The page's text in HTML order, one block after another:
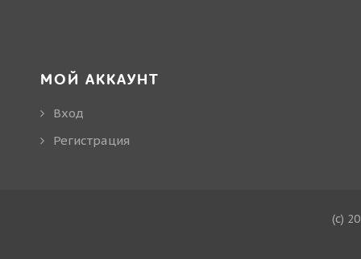
МОЙ АККАУНТ
Вход
Регистрация
(c)